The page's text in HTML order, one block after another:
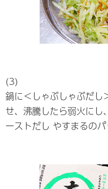
(3)
鍋に＜しゃぶしゃぶだし
せ、沸騰したら弱火にし
ーストだし やすまるのパ